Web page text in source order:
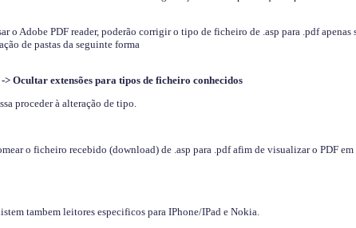
o Adobe PDF reader, poderão corrigir o tipo de ficheiro de .asp para .pdf apenas
de pastas da seguinte forma
> Ocultar extensões para tipos de ficheiro conhecidos
proceder à alteração de tipo.
o ficheiro recebido (download) de .asp para .pdf afim de visualizar o PDF em
tambem leitores especificos para IPhone/IPad e Nokia.